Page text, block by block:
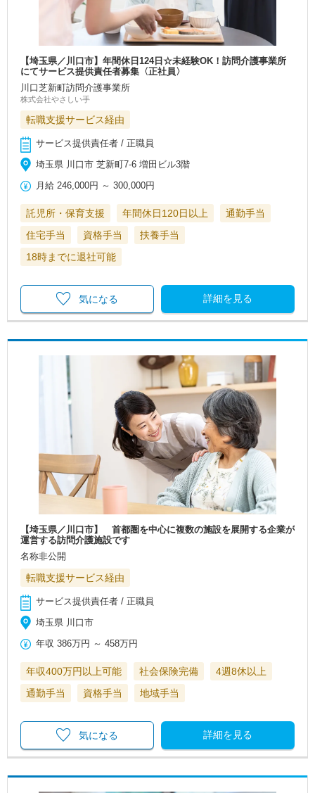
【埼玉県／川口市】年間休日124日☆未経験OK！訪問介護事業所
にてサービス提供責任者募集〈正社員〉
川口芝新町訪問介護事業所
株式会社やさしい手
転職支援サービス経由
サービス提供責任者 / 正職員
埼玉県 川口市 芝新町7-6 増田ビル3階
月給 246,000円 ～300,000円
託児所・保育支援 年間休日120日以上
通勤手当
住宅手当
資格手当
扶養手当
18時までに退社可能
詳細を見る
気になる
【埼玉県／川口市】 首都圏を中心に複数の施設を展開する企業が
運営する訪問介護施設です
名称非公開
転職支援サービス経由
サービス提供責任者 / 正職員
埼玉県 川口市
年収 386万円 ～458万円
年収400万円以上可能 社会保険完備
4週8休以上
通勤手当
資格手当 地域手当
詳細を見る
気になる